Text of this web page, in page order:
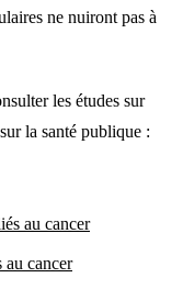
ne nuiront pas à
les études sur
la santé publique :
au cancer
cancer